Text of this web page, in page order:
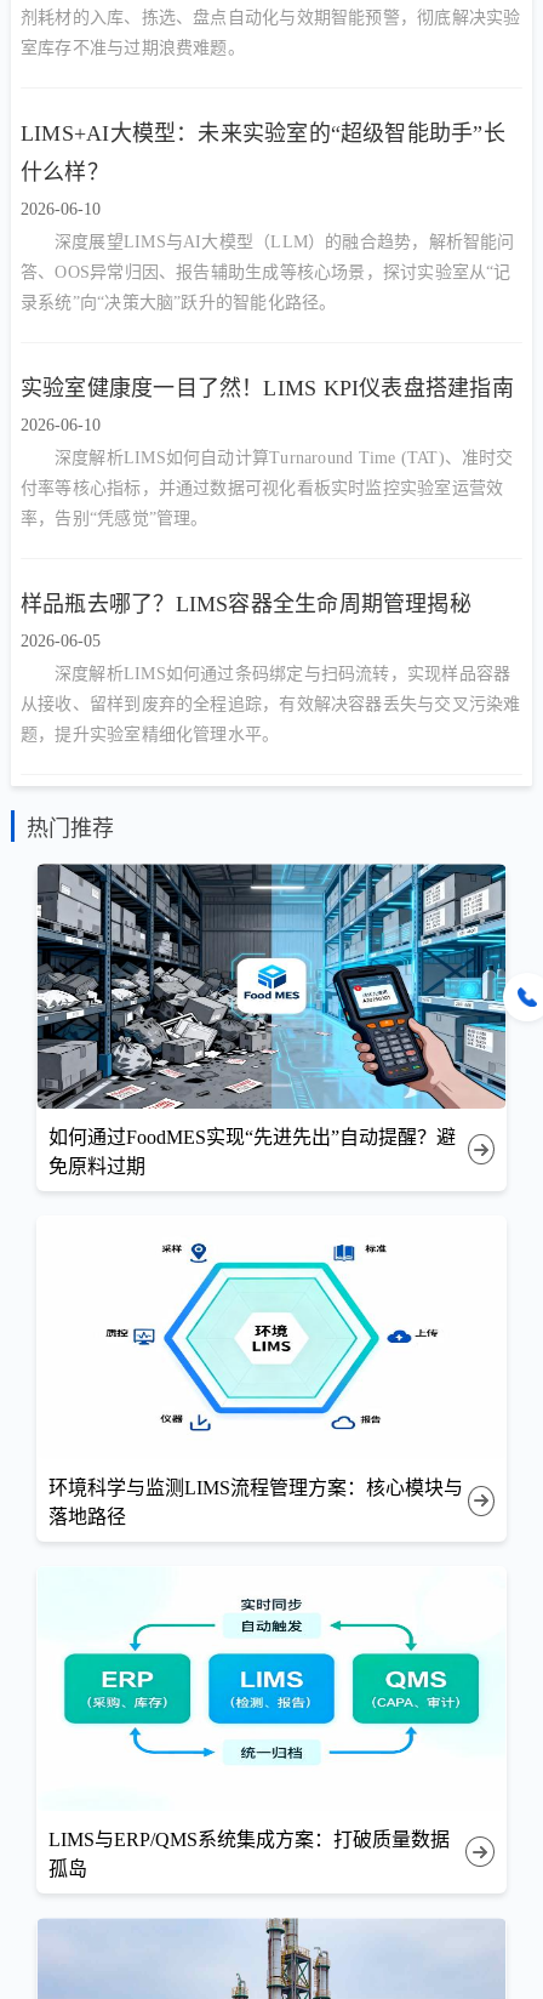
剂耗材的入库、拣选、盘点自动化与效期智能预警，彻底解决实验
室库存不准与过期浪费难题。
LIMS+AI大模型：未来实验室的“超级智能助手”长
什么样？
2026-06-10
深度展望LIMS与AI大模型（LLM）的融合趋势，解析智能问
答、OOS异常归因、报告辅助生成等核心场景，探讨实验室从“记
录系统”向“决策大脑”跃升的智能化路径。
实验室健康度一目了然！LIMS KPI仪表盘搭建指南
2026-06-10
深度解析LIMS如何自动计算Turnaround Time (TAT)、准时交
付率等核心指标，并通过数据可视化看板实时监控实验室运营效
率，告别“凭感觉”管理。
样品瓶去哪了？LIMS容器全生命周期管理揭秘
2026-06-05
深度解析LIMS如何通过条码绑定与扫码流转，实现样品容器
从接收、留样到废弃的全程追踪，有效解决容器丢失与交叉污染难
题，提升实验室精细化管理水平。
热门推荐
如何通过FoodMES实现“先进先出”自动提醒？避
免原料过期
环境科学与监测LIMS流程管理方案：核心模块与
落地路径
LIMS与ERP/QMS系统集成方案：打破质量数据
孤岛